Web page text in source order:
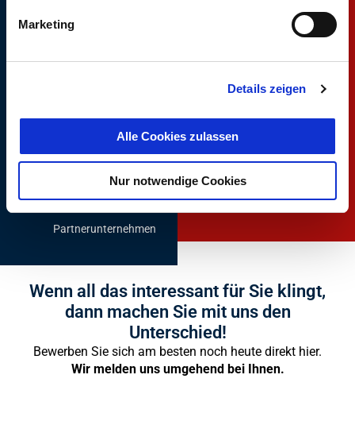
Marketing
Details zeigen
Alle Cookies zulassen
Nur notwendige Cookies
attraktiven
Familienrabatte
Exklusive
Vergünstigungen bei
zahlreichen externen
Partnerunternehmen
Wenn all das interessant für Sie klingt,
dann machen Sie mit uns den
Unterschied!
Bewerben Sie sich am besten noch heute direkt hier.
Wir melden uns umgehend bei Ihnen.